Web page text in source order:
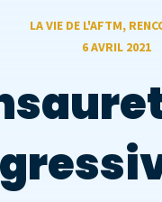
LA VIE DE L'AFTM,
6 AVRIL 2021